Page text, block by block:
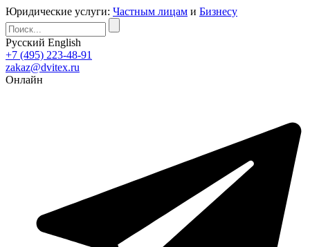
Юридические услуги: Частным лицам и Бизнесу
Русский English
+7 (495) 223-48-91
zakaz@dvitex.ru
Онлайн